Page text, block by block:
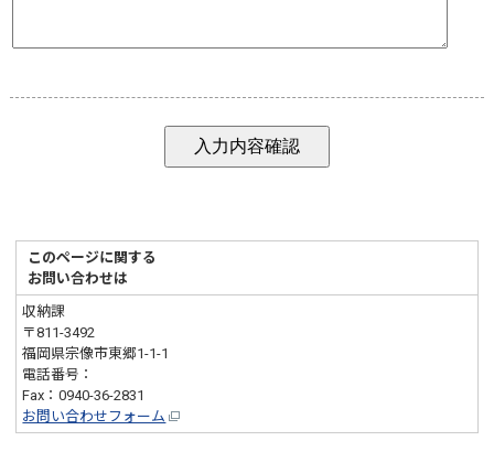
このページに関する
お問い合わせは
収納課
〒811-3492
福岡県宗像市東郷1-1-1
電話番号：
Fax：0940-36-2831
お問い合わせフォーム